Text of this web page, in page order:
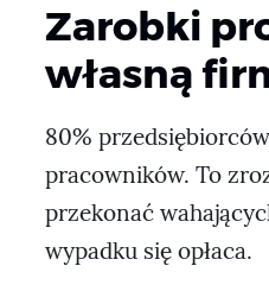
Zarobki
własną
80%
pracowników. To
przekonać
wypadku się opłaca.